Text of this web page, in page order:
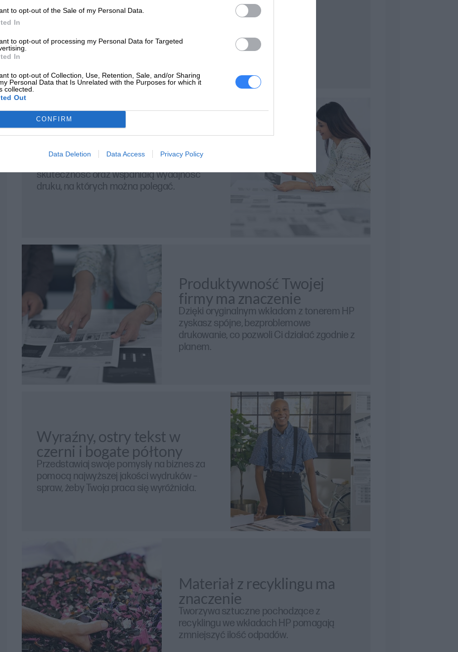
to opt-out of the Sale of my Personal Data.
In
to opt-out of processing my Personal Data for Targeted
In
to opt-out of Collection, Use, Retention, Sale, and/or Sharing
Personal Data that Is Unrelated with the Purposes for which it
collected.
Out
CONFIRM
Data Deletion Data Access Privacy Policy
Legendarna wydajność
skuteczność oraz wspaniałą wydajność
druku, na których można polegać.
Produktywność Twojej
firmy ma znaczenie
Dzięki oryginalnym wkładom z tonerem HP
zyskasz spójne, bezproblemowe
drukowanie, co pozwoli Ci działać zgodnie z
planem.
Wyraźny, ostry tekst w
czerni i bogate półtony
Przedstawiaj swoje pomysły na biznes za
pomocą najwyższej jakości wydruków –
spraw, żeby Twoja praca się wyróżniała.
Materiał z recyklingu ma
znaczenie
Tworzywa sztuczne pochodzące z
recyklingu we wkładach HP pomagają
zmniejszyć ilość odpadów.